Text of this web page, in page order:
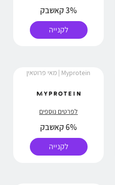
3% קאשבק
לקנייה
Myprotein | מאי פרוטאין
לפרטים נוספים
6% קאשבק
לקנייה